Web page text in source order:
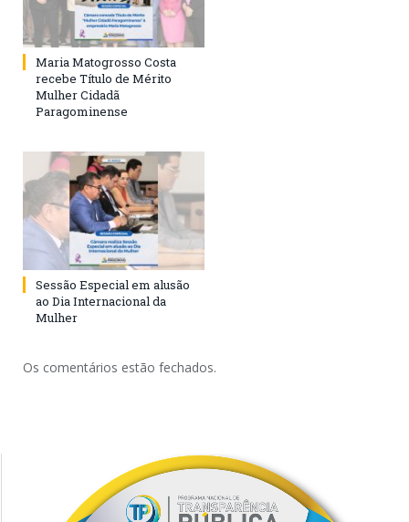
Maria Matogrosso Costa
recebe Título de Mérito
Mulher Cidadã
Paragominense
Sessão Especial em alusão
ao Dia Internacional da
Mulher
Os comentários estão fechados.